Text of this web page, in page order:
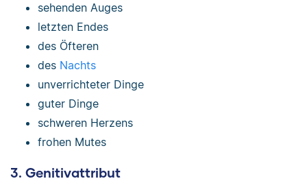
sehenden Auges
letzten Endes
des Öfteren
des Nachts
unverrichteter Dinge
guter Dinge
schweren Herzens
frohen Mutes
3. Genitivattribut